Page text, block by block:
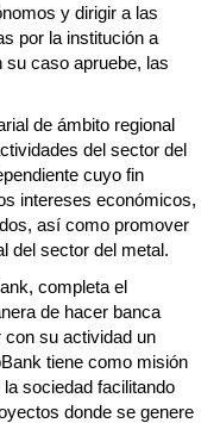
y dirigir a las
por la institución a
su caso apruebe, las
de ámbito regional
del sector del
cuyo fin
intereses económicos,
así como promover
del sector del metal.
completa el
de hacer banca
su actividad un
tiene como misión
sociedad facilitando
donde se genere